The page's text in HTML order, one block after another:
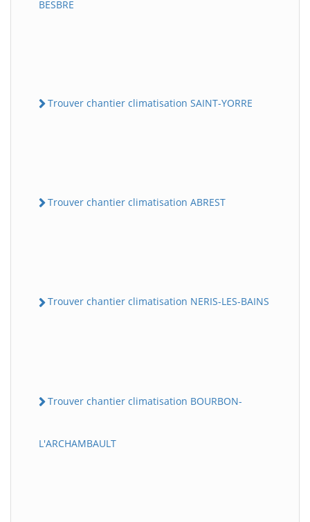
BESBRE
Trouver chantier climatisation SAINT-YORRE
Trouver chantier climatisation ABREST
Trouver chantier climatisation NERIS-LES-BAINS
Trouver chantier climatisation BOURBON-
L'ARCHAMBAULT